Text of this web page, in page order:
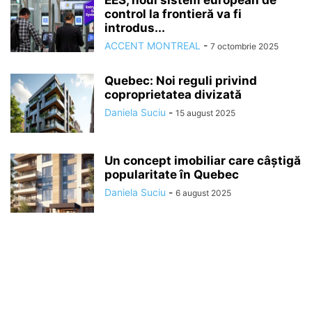
control la frontieră va fi
introdus...
ACCENT MONTREAL - 7 octombrie 2025
Quebec: Noi reguli privind
coproprietatea divizată
Daniela Suciu - 15 august 2025
Un concept imobiliar care câștigă
popularitate în Quebec
Daniela Suciu - 6 august 2025